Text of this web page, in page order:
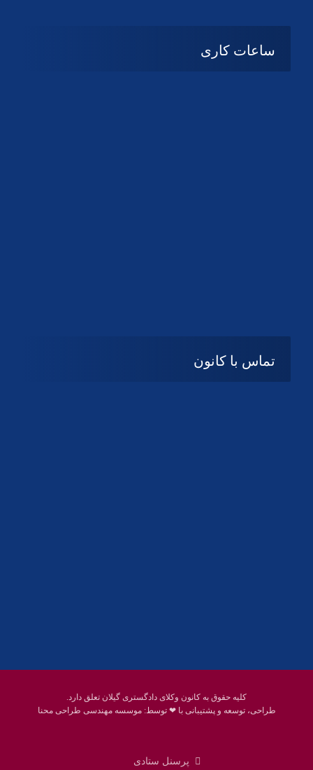
ساعات کاری
تماس با کانون
کلیه حقوق به کانون وکلای دادگستری گیلان تعلق دارد.
طراحی، توسعه و پشتیبانی با ❤ توسط:موسسه مهندسی طراحی محنا
پرسنل ستادی